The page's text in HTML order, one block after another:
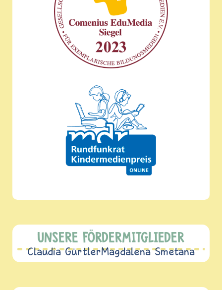
UNSERE FÖRDERMITGLIEDER
Claudia GürtlerMagdalena Smetana